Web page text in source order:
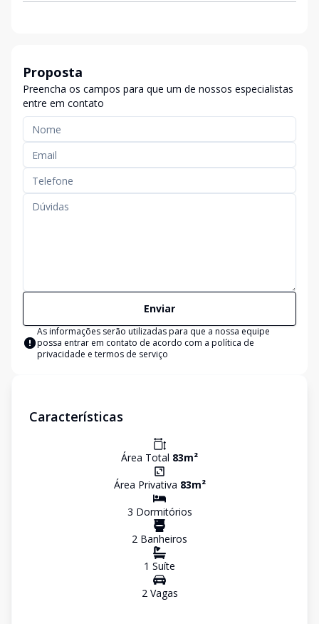
Proposta
Preencha os campos para que um de nossos especialistas
entre em contato
Enviar
As informações serão utilizadas para que a nossa equipe
possa entrar em contato de acordo com a política de
privacidade e termos de serviço
Características
Área Total 83m²
Área Privativa 83m²
3 Dormitórios
2 Banheiros
1 Suíte
2Vagas